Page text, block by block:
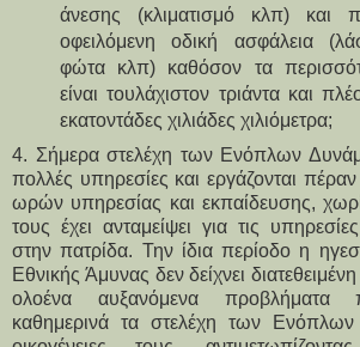
άνεσης (κλιματισμό κλπ) και
οφειλόμενη οδική ασφάλεια
φώτα κλπ) καθόσον τα
είναι τουλάχιστον τριάντα και
εκατοντάδες χιλιάδες χιλιόμετρα;
4. Σήμερα στελέχη των Ενόπλων
πολλές υπηρεσίες και εργάζονται
ωρών υπηρεσίας και εκπαίδευσης,
τους έχει ανταμείψει για τις
στην πατρίδα. Την ίδια περίοδο η
Εθνικής Άμυνας δεν δείχνει
ολοένα αυξανόμενα προβλήματα
καθημερινά τα στελέχη των Ενόπλων